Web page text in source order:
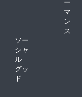
ー
マ
ン
ス
ソー
シャ
ル
グッ
ド